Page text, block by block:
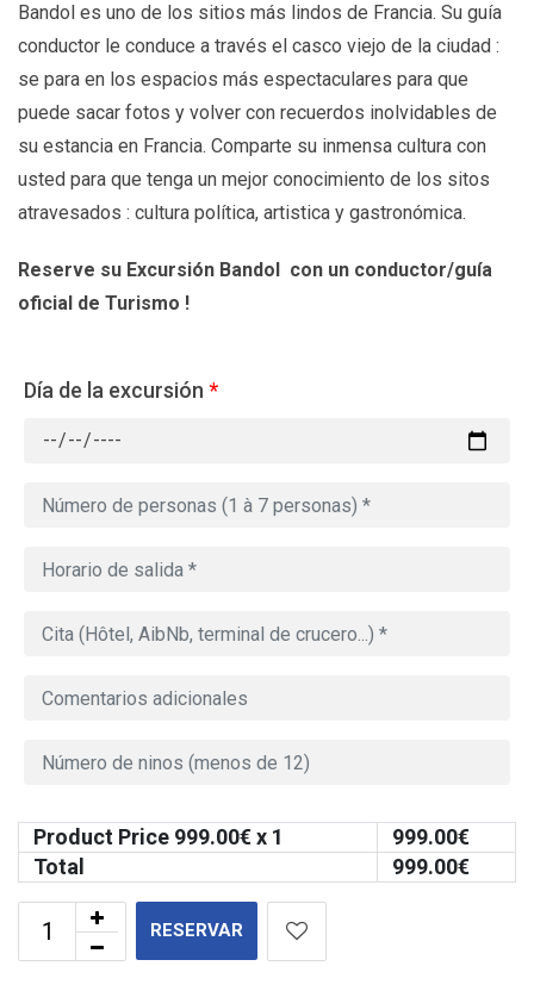
Bandol es uno de los sitios más lindos de Francia. Su guía
conductor le conduce a través el casco viejo de la ciudad :
se para en los espacios más espectaculares para que
puede sacar fotos y volver con recuerdos inolvidables de
su estancia en Francia. Comparte su inmensa cultura con
usted para que tenga un mejor conocimiento de los sitos
atravesados : cultura política, artistica y gastronómica.
Reserve su Excursión Bandol
con un conductor/guía
oficial de Turismo !
Día de la excursión *
Product Price 999.00€ x 1 999.00€
Total
999.00€
RESERVAR